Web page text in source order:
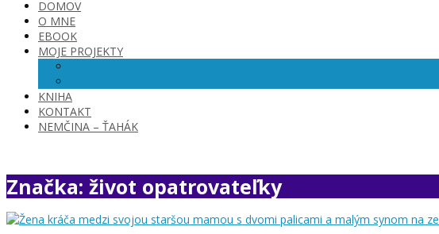
DOMOV
O MNE
EBOOK
MOJE PROJEKTY
KNIHA
KONTAKT
NEMČINA – ŤAHÁK
Značka: život opatrovateľky